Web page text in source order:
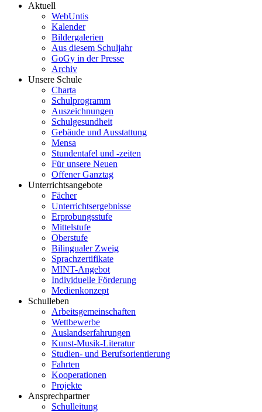
Aktuell
WebUntis
Kalender
Bildergalerien
Aus diesem Schuljahr
GoGy in der Presse
Archiv
Unsere Schule
Charta
Schulprogramm
Auszeichnungen
Schulgesundheit
Gebäude und Ausstattung
Mensa
Stundentafel und -zeiten
Für unsere Neuen
Offener Ganztag
Unterrichtsangebote
Fächer
Unterrichtsergebnisse
Erprobungsstufe
Mittelstufe
Oberstufe
Bilingualer Zweig
Sprachzertifikate
MINT-Angebot
Individuelle Förderung
Medienkonzept
Schulleben
Arbeitsgemeinschaften
Wettbewerbe
Auslandserfahrungen
Kunst-Musik-Literatur
Studien- und Berufsorientierung
Fahrten
Kooperationen
Projekte
Ansprechpartner
Schulleitung